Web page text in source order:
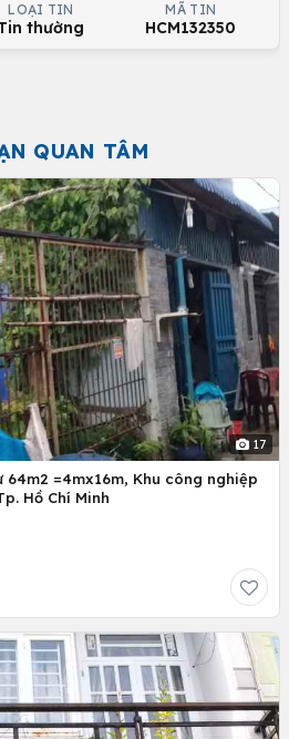
LOẠI TIN
thường
MÃ TIN
HCM132350
QUAN TÂM
17
=4mx16m, Khu công nghiệp
Hồ Chí Minh